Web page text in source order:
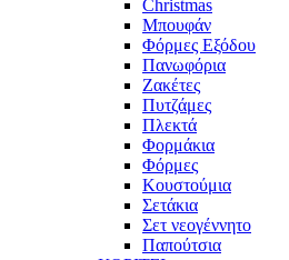
Christmas
Μπουφάν
Φόρμες Εξόδου
Πανωφόρια
Ζακέτες
Πυτζάμες
Πλεκτά
Φορμάκια
Φόρμες
Κουστούμια
Σετάκια
Σετ νεογέννητο
Παπούτσια